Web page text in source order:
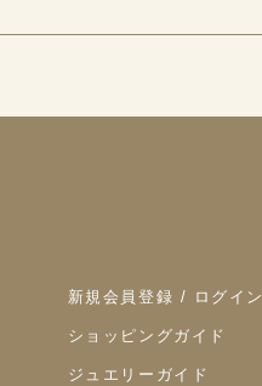
新規会員登録 / ログイン
ショッピングガイド
ジュエリーガイド